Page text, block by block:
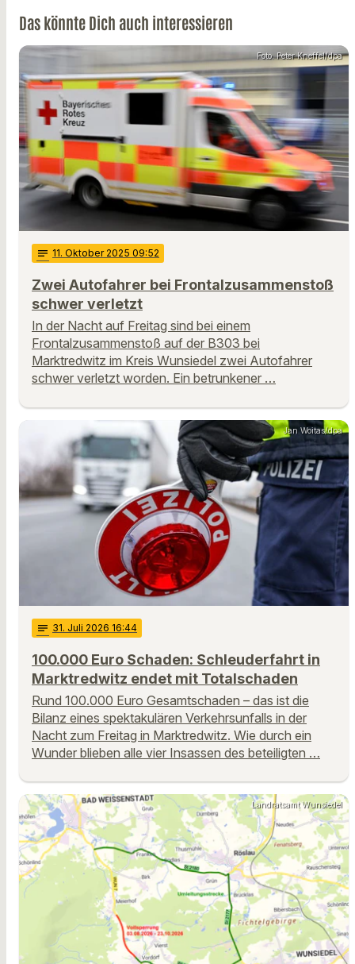
Das könnte Dich auch interessieren
Foto: Peter Kneffel/dpa
notes 11. Oktober 2025 09:52
Zwei Autofahrer bei Frontalzusammenstoß
schwer verletzt
In der Nacht auf Freitag sind bei einem
Frontalzusammenstoß auf der B303 bei
Marktredwitz im Kreis Wunsiedel zwei Autofahrer
schwer verletzt worden. Ein betrunkener …
Jan Woitas/dpa
notes 31. Juli 2026 16:44
100.000 Euro Schaden: Schleuderfahrt in
Marktredwitz endet mit Totalschaden
Rund 100.000 Euro Gesamtschaden – das ist die
Bilanz eines spektakulären Verkehrsunfalls in der
Nacht zum Freitag in Marktredwitz. Wie durch ein
Wunder blieben alle vier Insassen des beteiligten …
Landratsamt Wunsiedel